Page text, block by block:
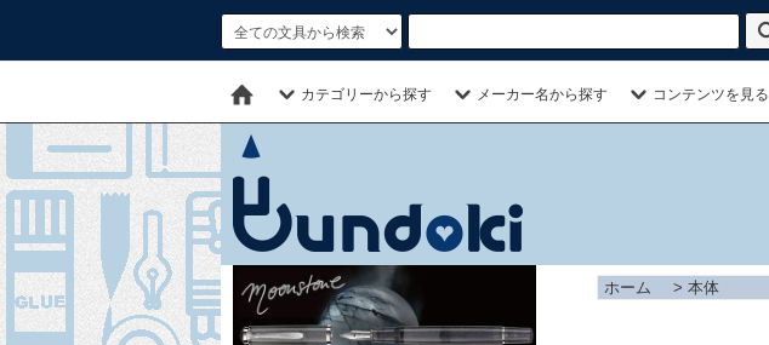
カテゴリーから探す メーカー名から探す コンテンツを見る
ホーム > 本体